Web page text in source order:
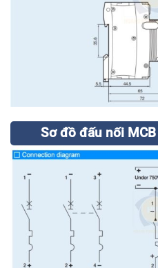
Sơ đồ đấu nối